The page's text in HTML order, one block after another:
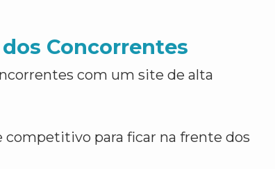
Concorrentes
com um site de alta
para ficar na frente dos